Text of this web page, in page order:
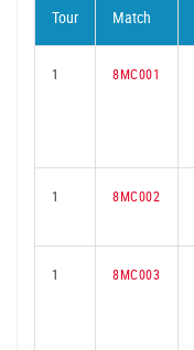
Tour Match
1 8MC001
1 8MC002
1 8MC003